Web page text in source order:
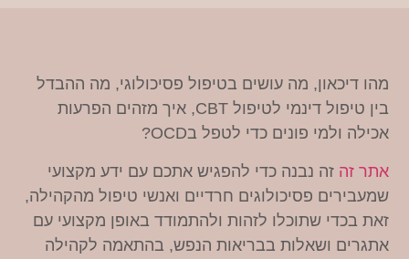
מהו דיכאון, מה עושים בטיפול פסיכולוגי, מה ההבדל
בין טיפול דינמי לטיפול CBT, איך מזהים הפרעות
אכילה ולמי פונים כדי לטפל בOCD?
אתר זה זה נבנה כדי להפגיש אתכם עם ידע מקצועי
שמעבירים פסיכולוגים חרדיים ואנשי טיפול מהקהילה,
זאת בכדי שתוכלו לזהות ולהתמודד באופן מקצועי עם
אתגרים ושאלות בבריאות הנפש, בהתאמה לקהילה